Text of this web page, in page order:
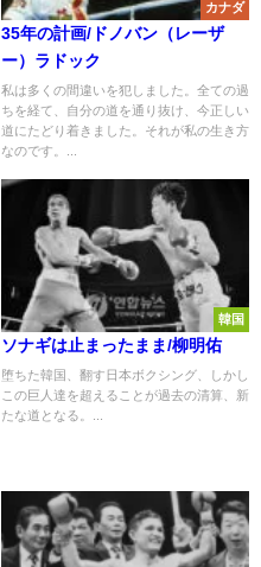
カナダ
35年の計画/ドノバン（レーザ
ー）ラドック
私は多くの間違いを犯しました。全ての過
ちを経て、自分の道を通り抜け、今正しい
道にたどり着きました。それが私の生き方
なのです。...
韓国
ソナギは止まったまま/柳明佑
堕ちた韓国、翻す日本ボクシング、しかし
この巨人達を超えることが過去の清算、新
たな道となる。...